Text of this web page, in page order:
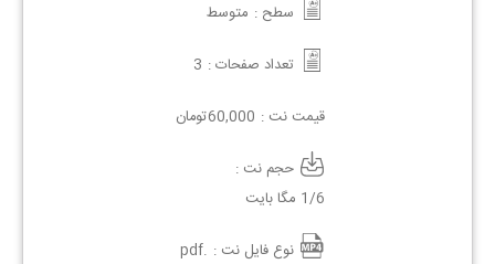
سطح : متوسط
تعداد صفحات : 3
قیمت نت : 60,000تومان
حجم نت :
1/6 مگا بایت
نوع فایل نت : .pdf